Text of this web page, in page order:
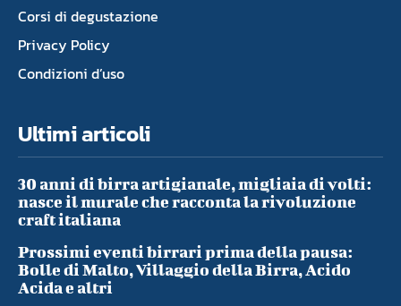
Corsi di degustazione
Privacy Policy
Condizioni d’uso
Ultimi articoli
30 anni di birra artigianale, migliaia di volti:
nasce il murale che racconta la rivoluzione
craft italiana
Prossimi eventi birrari prima della pausa:
Bolle di Malto, Villaggio della Birra, Acido
Acida e altri